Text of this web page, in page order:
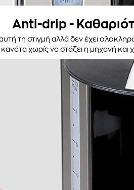
Anti-drip -
τη στιγμή αλλά δεν έχει
κανάτα χωρίς να στάζει η μηχανή